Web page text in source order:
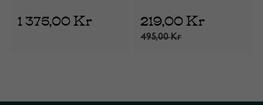
1 375,00 Kr 219,00 Kr
495,00 Kr